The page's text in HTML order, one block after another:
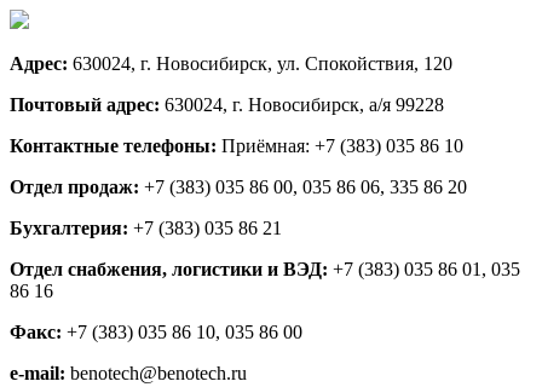
Адрес: 630024, г. Новосибирск, ул. Спокойствия, 120
Почтовый адрес: 630024, г. Новосибирск, а/я 99228
Контактные телефоны: Приёмная: +7 (383) 035 86 10
Отдел продаж: +7 (383) 035 86 00, 035 86 06, 335 86 20
Бухгалтерия: +7 (383) 035 86 21
Отдел снабжения, логистики и ВЭД: +7 (383) 035 86 01, 035
86 16
Факс: +7 (383) 035 86 10, 035 86 00
e-mail: benotech@benotech.ru